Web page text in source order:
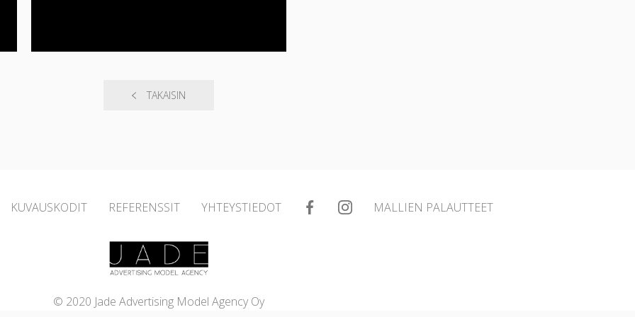
TAKAISIN
KUVAUSKODIT REFERENSSIT YHTEYSTIEDOT MALLIEN PALAUTTEET
© 2020 Jade Advertising Model Agency Oy